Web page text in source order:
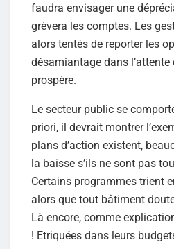
faudra envisager une
grèvera les comptes. Les
alors tentés de reporter les
désamiantage dans l’attente
prospère.
Le secteur public se
priori, il devrait montrer
plans d’action existent,
la baisse s’ils ne sont pas
Certains programmes trient
alors que tout bâtiment
Là encore, comme
! Etriquées dans leurs